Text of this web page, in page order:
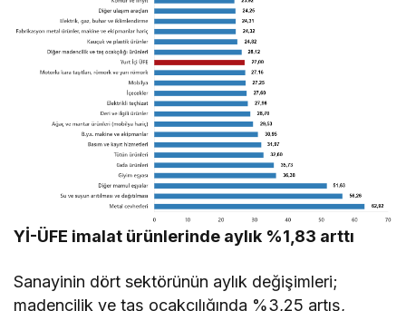
Yİ-ÜFE imalat ürünlerinde aylık %1,83 arttı
Sanayinin dört sektörünün aylık değişimleri;
madencilik ve taş ocakçılığında %3,25 artış,